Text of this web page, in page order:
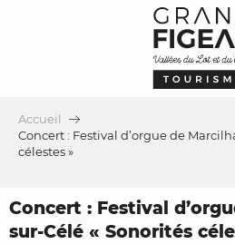
Accueil
Concert : Festival d’orgue de
célestes »
Concert : Festival
sur-Célé « Sonorités